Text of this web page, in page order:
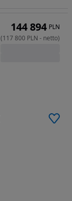
144 894 PLN
(117 800 PLN - netto)